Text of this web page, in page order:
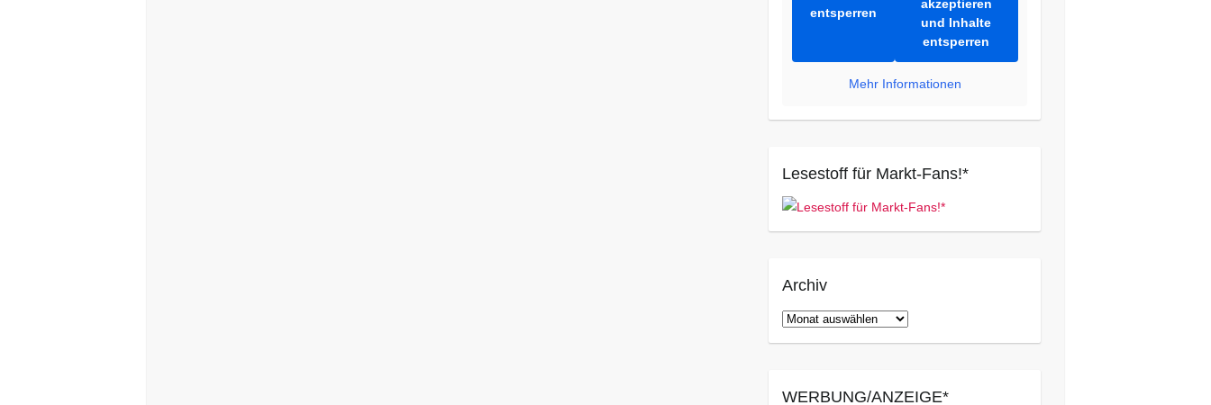
entsperren
akzeptieren
und Inhalte
entsperren
Mehr Informationen
Lesestoff für Markt-Fans!*
Archiv
Archiv
WERBUNG/ANZEIGE*